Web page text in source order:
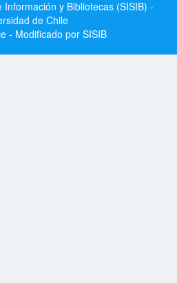
Información y Bibliotecas (SISIB) -
de Chile
- Modificado por SISIB